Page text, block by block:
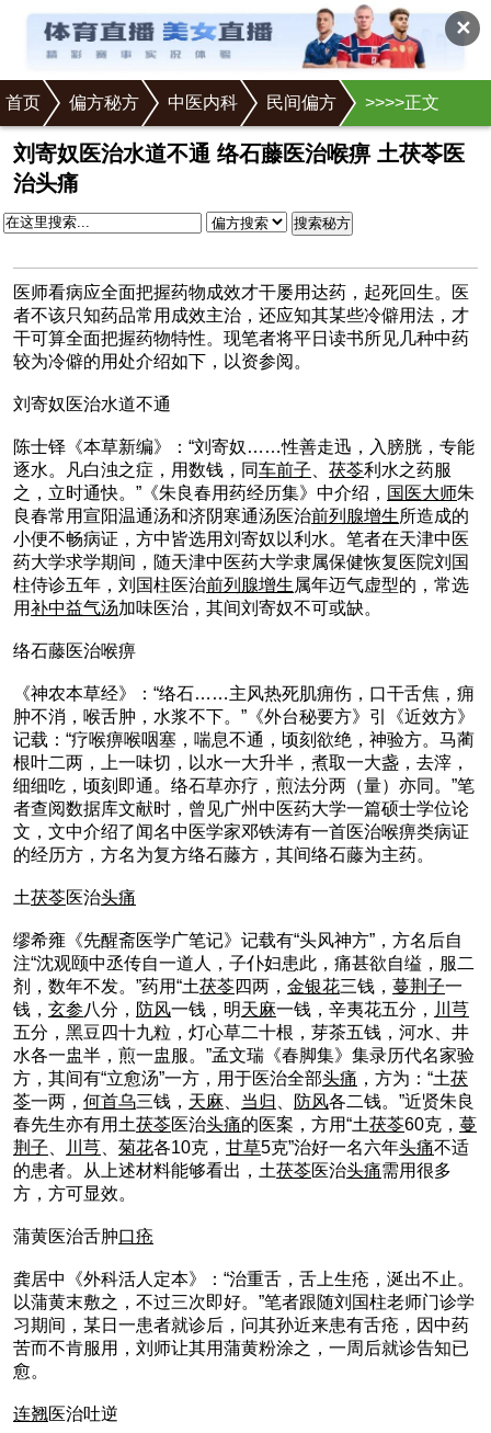
✕
首页 >
偏方秘方 >
中医内科 >
民间偏方 >正文
刘寄奴医治水道不通 络石藤医治喉痹 土茯苓医
治头痛
搜索秘方
医师看病应全面把握药物成效才干屡用达药，起死回生。医
者不该只知药品常用成效主治，还应知其某些冷僻用法，才
干可算全面把握药物特性。现笔者将平日读书所见几种中药
较为冷僻的用处介绍如下，以资参阅。
刘寄奴医治水道不通
陈士铎《本草新编》：“刘寄奴……性善走迅，入膀胱，专能
逐水。凡白浊之症，用数钱，同车前子 茯苓利水之药服
之，立时通快。”《朱良春用药经历集》中介绍， 国医大师朱
良春常用宣阳温通汤和济阴寒通汤医治前列腺增生所造成的
小便不畅病证，方中皆选用刘寄奴以利水。笔者在天津中医
药大学求学期间，随天津中医药大学隶属保健恢复医院刘国
柱侍诊五年，刘国柱医治前列腺增生属年迈气虚型的，常选
用补中益气汤加味医治，其间刘寄奴不可或缺。
络石藤医治喉痹
《神农本草经》：“络石……主风热死肌痈伤，口干舌焦，痈
肿不消，喉舌肿，水浆不下。”《外台秘要方》引《近效方》
记载：“疗喉痹喉咽塞，喘息不通，顷刻欲绝，神验方。马蔺
根叶二两，上一味切，以水一大升半，煮取一大盏，去滓，
细细吃，顷刻即通。络石草亦疗，煎法分两（量）亦同。”笔
者查阅数据库文献时，曾见广州中医药大学一篇硕士学位论
文，文中介绍了闻名中医学家邓铁涛有一首医治喉痹类病证
的经历方，方名为复方络石藤方，其间络石藤为主药。
土茯苓医治头痛
缪希雍《先醒斋医学广笔记》记载有“头风神方”，方名后自
注“沈观颐中丞传自一道人，子仆妇患此，痛甚欲自缢，服二
剂，数年不发。”药用“土茯苓 四两， 金银花三钱， 蔓荆子一
钱， 玄参八分， 防风一钱，明天麻一钱，辛夷花五分， 川芎
五分，黑豆四十九粒，灯心草二十根，芽茶五钱，河水、井
水各一盅半，煎一盅服。”孟文瑞《春脚集》集录历代名家验
方，其间有“立愈汤”一方，用于医治全部头痛 ，方为：“土茯
苓一两， 何首乌三钱， 天麻 当归 防风各二钱。”近贤朱良
春先生亦有用土茯苓医治头痛的医案，方用“土茯苓60克， 蔓
荆子
川芎 菊花各10克， 甘草5克”治好一名六年头痛不适
的患者。从上述材料能够看出，土茯苓医治头痛需用很多
方，方可显效。
蒲黄医治舌肿口疮
龚居中《外科活人定本》：“治重舌，舌上生疮，涎出不止。
以蒲黄末敷之，不过三次即好。”笔者跟随刘国柱老师门诊学
习期间，某日一患者就诊后，问其孙近来患有舌疮，因中药
苦而不肯服用，刘师让其用蒲黄粉涂之，一周后就诊告知已
愈。
连翘医治吐逆